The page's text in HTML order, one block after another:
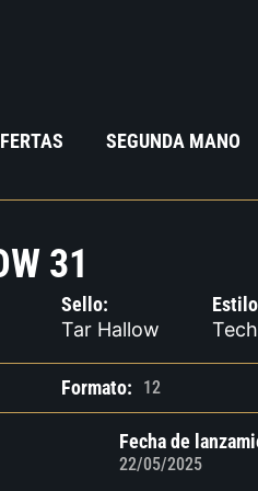
SEGUNDA MANO
31
Sello:
Tar Hallow
Formato: 12
Fecha de
22/05/2025